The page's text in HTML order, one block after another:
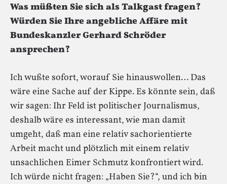
Was müßten Sie sich als Talkgast fragen?
Würden Sie Ihre angebliche Affäre mit
Bundeskanzler Gerhard Schröder
ansprechen?
Ich wußte sofort, worauf Sie hinauswollen… Das
wäre eine Sache auf der Kippe. Es könnte sein, daß
wir sagen: Ihr Feld ist politischer Journalismus,
deshalb wäre es interessant, wie man damit
umgeht, daß man eine relativ sachorientierte
Arbeit macht und plötzlich mit einem relativ
unsachlichen Eimer Schmutz konfrontiert wird.
Ich würde nicht fragen: „Haben Sie?“, und ich bin